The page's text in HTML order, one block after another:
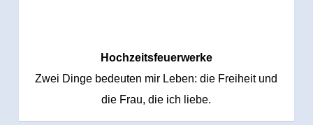
Hochzeitsfeuerwerke
Zwei Dinge bedeuten mir Leben: die Freiheit und
die Frau, die ich liebe.